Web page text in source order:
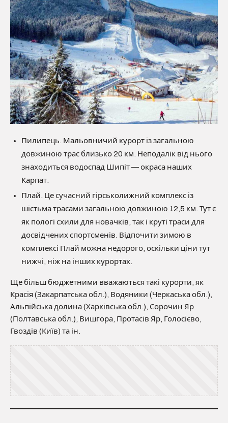
Пилипець. Мальовничий курорт із загальною
довжиною трас близько 20 км. Неподалік від нього
знаходиться водоспад Шипіт — окраса наших
Карпат.
Плай. Це сучасний гірськолижний комплекс із
шістьма трасами загальною довжиною 12,5 км. Тут є
як пологі схили для новачків, так і круті траси для
досвідчених спортсменів. Відпочити зимою в
комплексі Плай можна недорого, оскільки ціни тут
нижчі, ніж на інших курортах.
Ще більш бюджетними вважаються такі курорти, як
Красія (Закарпатська обл.), Водяники (Черкаська обл.),
Альпійська долина (Харківська обл.), Сорочин Яр
(Полтавська обл.), Вишгора, Протасів Яр, Голосієво,
Гвоздів (Київ) та ін.